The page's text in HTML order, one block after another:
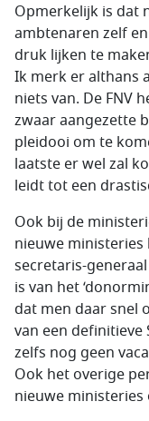
Opmerkelijk is dat
ambtenaren zelf
druk lijken te
Ik merk er althans
niets van. De FNV
zwaar aangezette
pleidooi om te
laatste er wel zal
leidt tot een
Ook bij de
nieuwe
secretaris-generaal
is van het
dat men daar snel
van een definitieve
zelfs nog geen
Ook het overige
nieuwe